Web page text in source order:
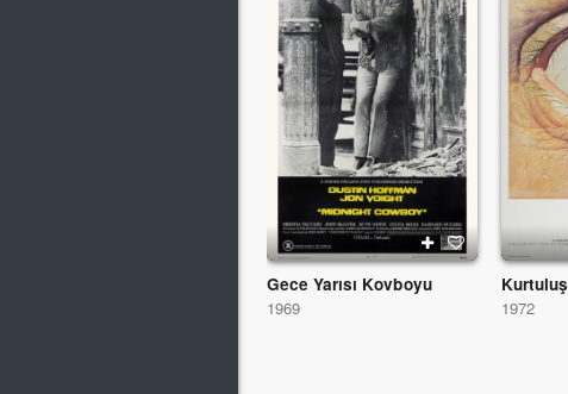
Gece Yarısı Kovboyu
1969
Kurtuluş
1972